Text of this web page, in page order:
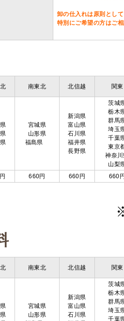
卸の仕入れは原則とし
特別にご希望の方はご
南東北 北信越 関東
宮城県
山形県
福島県
新潟県
富山県
石川県
福井県
長野県
茨城
栃木
群馬
埼玉
千葉
東京
神奈
山梨
660円 660円 660
送料
南東北 北信越 関東
宮城県
山形県
新潟県
富山県
石川県
茨城
栃木
群馬
埼玉
千葉